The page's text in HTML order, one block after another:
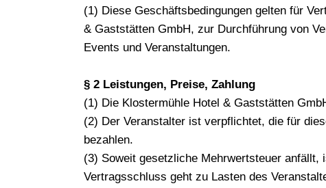
(1) Diese Geschäftsbedingungen gelten für
& Gaststätten GmbH, zur Durchführung von
Events und Veranstaltungen.
§ 2 Leistungen, Preise, Zahlung
(1) Die Klostermühle Hotel & Gaststätten
(2) Der Veranstalter ist verpflichtet, die für
bezahlen.
(3) Soweit gesetzliche Mehrwertsteuer
Vertragsschluss geht zu Lasten des